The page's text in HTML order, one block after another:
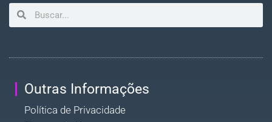
Outras Informações
Política de Privacidade